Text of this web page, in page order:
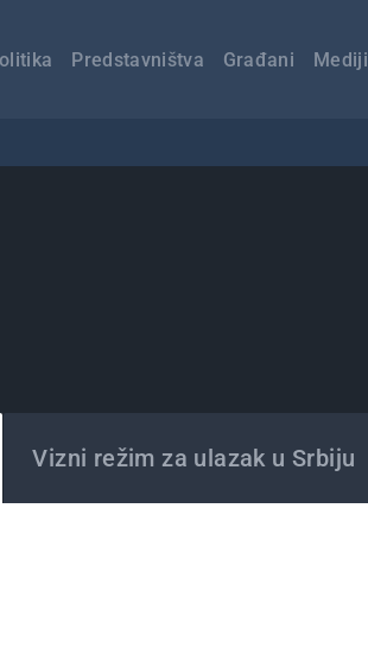
Predstavništva Građani Mediji
Vizni režim za ulazak u Srbiju